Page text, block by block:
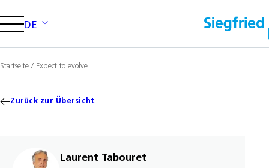
Insights
development
DE
Startseite / Expect to evolve
Zurück zur Übersicht
Laurent Tabouret